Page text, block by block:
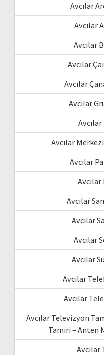
Avcılar
Avcılar
Avcılar
Avcılar
Avcılar
Avcılar
Avcılar
Avcılar
Avcılar
Avcılar
Avcılar
Avcılar
Avcılar
Avcılar
Avcılar Televizyon
Tamiri – Anten
Avcılar